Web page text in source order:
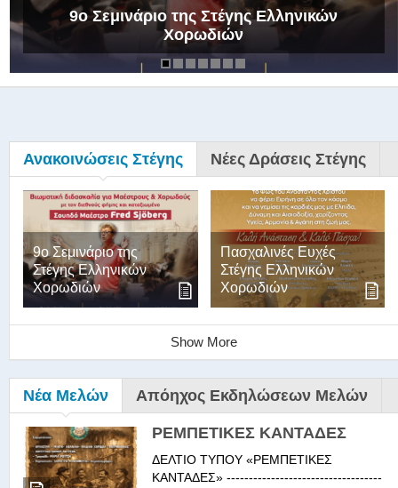
9ο Σεμινάριο της Στέγης Ελληνικών
Χορωδιών
Ανακοινώσεις Στέγης Νέες Δράσεις Στέγης
9ο Σεμινάριο της
Στέγης Ελληνικών
Χορωδιών
Πασχαλινές Ευχές
Στέγης Ελληνικών
Χορωδιών
Show More
Νέα Μελών Απόηχος Εκδηλώσεων Μελών
ΡΕΜΠΕΤΙΚΕΣ ΚΑΝΤΑΔΕΣ
ΔΕΛΤΙΟ ΤΥΠΟΥ «ΡΕΜΠΕΤΙΚΕΣ
ΚΑΝΤΑΔΕΣ» -----------------------------------